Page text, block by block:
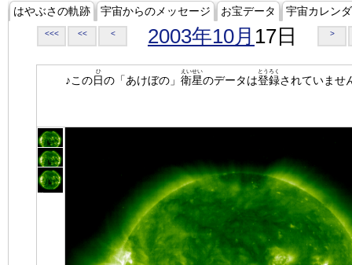
はやぶさの軌跡 宇宙からのメッセージ お宝データ 宇宙カレン
<<< << < 2003年10月 17日 >
♪この日
ひ
の「あけぼの」 衛星
えいせい
のデータは登録
とうろく
されていませ